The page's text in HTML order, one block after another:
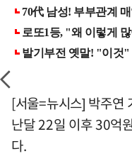
[서울=뉴시스] 박주연
난달 22일 이후 30억
다.